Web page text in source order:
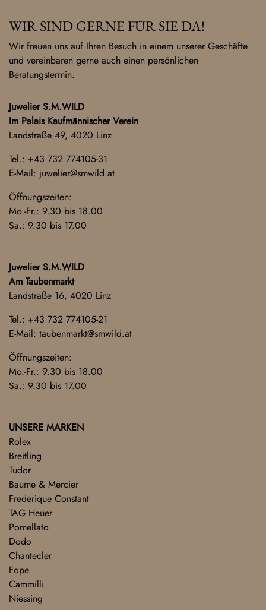
WIR SIND GERNE FÜR SIE DA!
Wir freuen uns auf Ihren Besuch in einem unserer Geschäfte
und vereinbaren gerne auch einen persönlichen
Beratungstermin.
Juwelier S.M.WILD
Im Palais Kaufmännischer Verein
Landstraße 49, 4020 Linz
Tel.: +43 732 774105-31
E-Mail: juwelier@smwild.at
Öffnungszeiten:
Mo.-Fr.: 9.30 bis 18.00
Sa.: 9.30 bis 17.00
Juwelier S.M.WILD
Am Taubenmarkt
Landstraße 16, 4020 Linz
Tel.: +43 732 774105-21
E-Mail: taubenmarkt@smwild.at
Öffnungszeiten:
Mo.-Fr.: 9.30 bis 18.00
Sa.: 9.30 bis 17.00
UNSERE MARKEN
Rolex
Breitling
Tudor
Baume & Mercier
Frederique Constant
TAG Heuer
Pomellato
Dodo
Chantecler
Fope
Cammilli
Niessing